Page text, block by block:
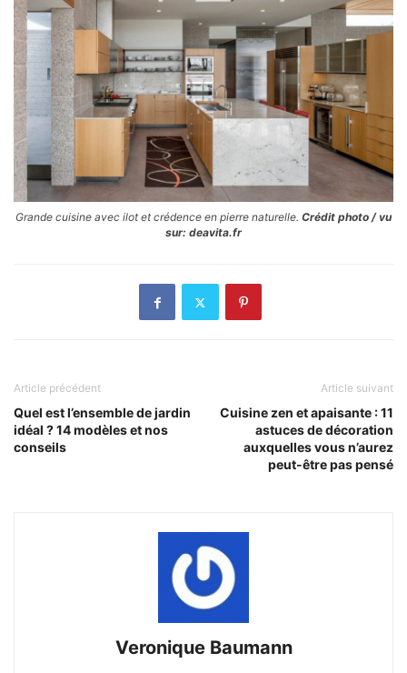
Grande cuisine avec ilot et crédence en pierre naturelle. Crédit photo / vu
sur: deavita.fr
Article précédent
Quel est l’ensemble de jardin
idéal ? 14 modèles et nos
conseils
Article suivant
Cuisine zen et apaisante : 11
astuces de décoration
auxquelles vous n’aurez
peut-être pas pensé
Veronique Baumann